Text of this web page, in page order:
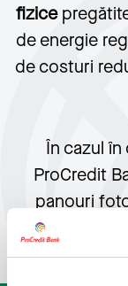
fizice
de energie
de costuri
În cazul
ProCredit
panouri